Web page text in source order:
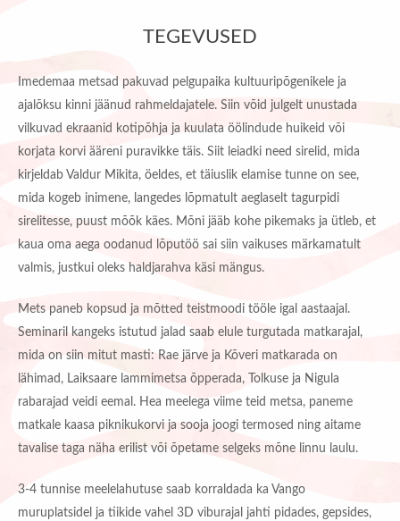
TEGEVUSED
Imedemaa metsad pakuvad pelgupaika kultuuripõgenikele ja
ajalõksu kinni jäänud rahmeldajatele. Siin võid julgelt unustada
vilkuvad ekraanid kotipõhja ja kuulata öölindude huikeid või
korjata korvi ääreni puravikke täis. Siit leiadki need sirelid, mida
kirjeldab Valdur Mikita, öeldes, et täiuslik elamise tunne on see,
mida kogeb inimene, langedes lõpmatult aeglaselt tagurpidi
sirelitesse, puust mõõk käes. Mõni jääb kohe pikemaks ja ütleb, et
kaua oma aega oodanud lõputöö sai siin vaikuses märkamatult
valmis, justkui oleks haldjarahva käsi mängus.
Mets paneb kopsud ja mõtted teistmoodi tööle igal aastaajal.
Seminaril kangeks istutud jalad saab elule turgutada matkarajal,
mida on siin mitut masti: Rae järve ja Kõveri matkarada on
lähimad, Laiksaare lammimetsa õpperada, Tolkuse ja Nigula
rabarajad veidi eemal. Hea meelega viime teid metsa, paneme
matkale kaasa piknikukorvi ja sooja joogi termosed ning aitame
tavalise taga näha erilist või õpetame selgeks mõne linnu laulu.
3-4 tunnise meelelahutuse saab korraldada ka Vango
muruplatsidel ja tiikide vahel 3D viburajal jahti pidades, gepsides,